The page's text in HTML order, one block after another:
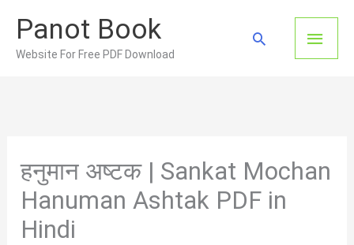
content
Panot Book
Website For Free PDF Download
Main
Search
हनुमान अष्टक | Sankat Mochan
Hanuman Ashtak PDF in
Hindi